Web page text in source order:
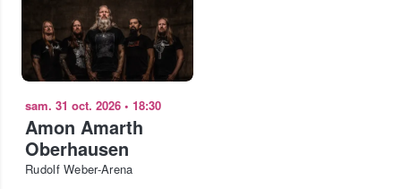
sam. 31 oct. 2026 • 18:30
Amon Amarth
Oberhausen
Rudolf Weber-Arena